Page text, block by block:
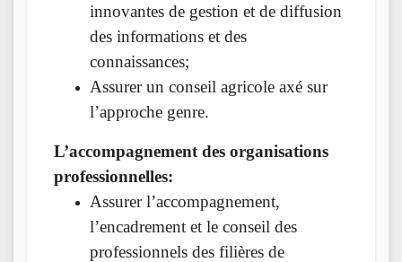
innovantes de gestion et de diffusion
des informations et des
connaissances;
Assurer un conseil agricole axé sur
l’approche genre.
L’accompagnement des organisations
professionnelles:
Assurer l’accompagnement,
l’encadrement et le conseil des
professionnels des filières de